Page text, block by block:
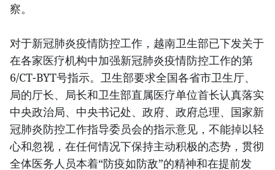
察。
对于新冠肺炎疫情防控工作，越南卫生部已下发关于
在各家医疗机构中加强新冠肺炎疫情防控工作的第
6/CT-BYT号指示。卫生部要求全国各省市卫生厅、
局的厅长、局长和卫生部直属医疗单位首长认真落实
中央政治局、中央书记处、政府、政府总理、国家新
冠肺炎防控工作指导委员会的指示意见，不能掉以轻
心和忽视，在任何情况下保持主动积极的态势，贯彻
全体医务人员本着“防疫如防敌”的精神和在提前发